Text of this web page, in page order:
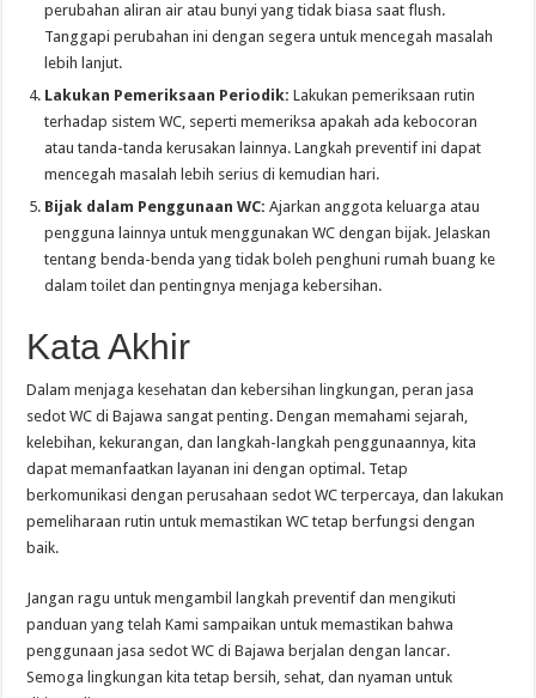
perubahan aliran air atau bunyi yang tidak biasa saat flush.
Tanggapi perubahan ini dengan segera untuk mencegah masalah
lebih lanjut.
Lakukan Pemeriksaan Periodik: Lakukan pemeriksaan rutin
terhadap sistem WC, seperti memeriksa apakah ada kebocoran
atau tanda-tanda kerusakan lainnya. Langkah preventif ini dapat
mencegah masalah lebih serius di kemudian hari.
Bijak dalam Penggunaan WC: Ajarkan anggota keluarga atau
pengguna lainnya untuk menggunakan WC dengan bijak. Jelaskan
tentang benda-benda yang tidak boleh penghuni rumah buang ke
dalam toilet dan pentingnya menjaga kebersihan.
Kata Akhir
Dalam menjaga kesehatan dan kebersihan lingkungan, peran jasa
sedot WC di Bajawa sangat penting. Dengan memahami sejarah,
kelebihan, kekurangan, dan langkah-langkah penggunaannya, kita
dapat memanfaatkan layanan ini dengan optimal. Tetap
berkomunikasi dengan perusahaan sedot WC terpercaya, dan lakukan
pemeliharaan rutin untuk memastikan WC tetap berfungsi dengan
baik.
Jangan ragu untuk mengambil langkah preventif dan mengikuti
panduan yang telah Kami sampaikan untuk memastikan bahwa
penggunaan jasa sedot WC di Bajawa berjalan dengan lancar.
Semoga lingkungan kita tetap bersih, sehat, dan nyaman untuk